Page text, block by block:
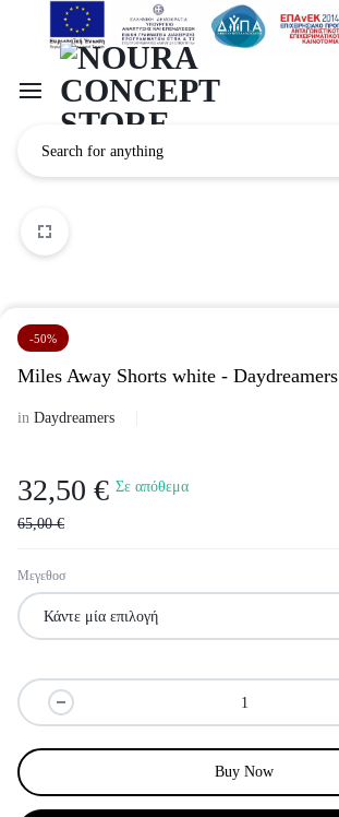
-50%
Miles Away Shorts white - Daydreamers
in Daydreamers
32,50 €
65,00€
Σε απόθεμα
Μεγεθοσ
Buy Now